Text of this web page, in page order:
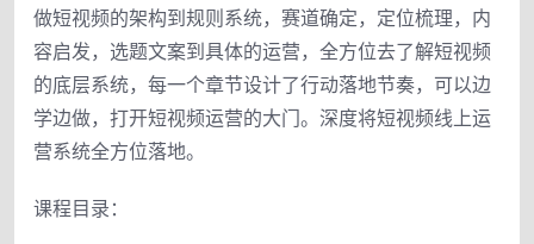
做短视频的架构到规则系统，赛道确定，定位梳理，内
容启发，选题文案到具体的运营，全方位去了解短视频
的底层系统，每一个章节设计了行动落地节奏，可以边
学边做，打开短视频运营的大门。深度将短视频线上运
营系统全方位落地。
课程目录：